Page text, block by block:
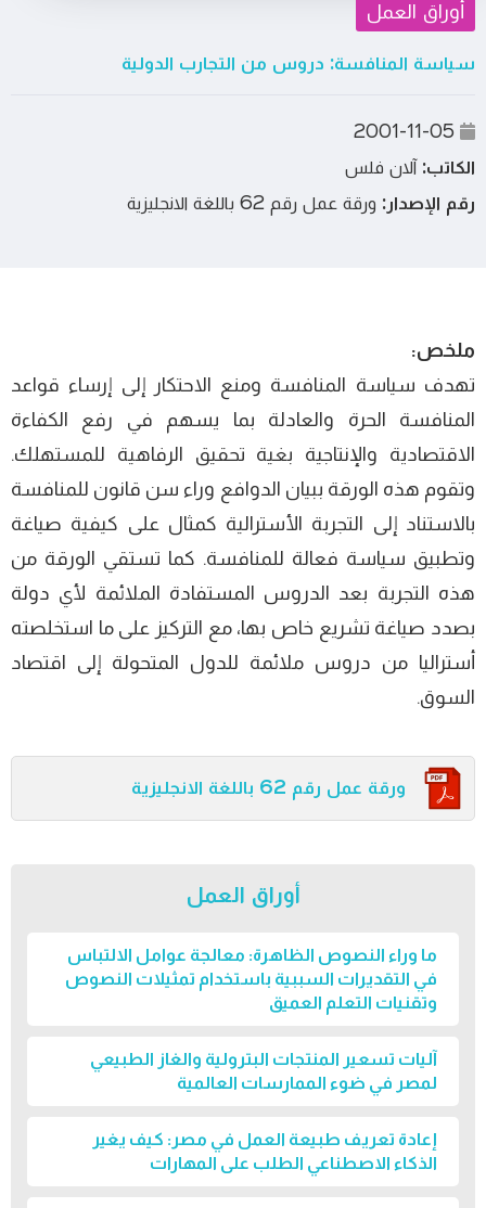
أوراق العمل
سياسة المنافسة: دروس من التجارب الدولية
الكاتب: آلان فلس
رقم الإصدار: ورقة عمل رقم 62 باللغة الانجليزية
ملخص:
تهدف سياسة المنافسة ومنع الاحتكار إلى إرساء قواعد
المنافسة الحرة والعادلة بما يسهم في رفع الكفاءة
الاقتصادية والإنتاجية بغية تحقيق الرفاهية للمستهلك.
وتقوم هذه الورقة ببيان الدوافع وراء سن قانون للمنافسة
بالاستناد إلى التجربة الأسترالية كمثال على كيفية صياغة
وتطبيق سياسة فعالة للمنافسة. كما تستقي الورقة من
هذه التجربة بعد الدروس المستفادة الملائمة لأي دولة
بصدد صياغة تشريع خاص بها، مع التركيز على ما استخلصته
أستراليا من دروس ملائمة للدول المتحولة إلى اقتصاد
السوق.
ورقة عمل رقم 62 باللغة الانجليزية
أوراق العمل
ما وراء النصوص الظاهرة: معالجة عوامل الالتباس
في التقديرات السببية باستخدام تمثيلات النصوص
وتقنيات التعلم العميق
آليات تسعير المنتجات البترولية والغاز الطبيعي
لمصر في ضوء الممارسات العالمية
إعادة تعريف طبيعة العمل في مصر: كيف يغير
الذكاء الاصطناعي الطلب على المهارات